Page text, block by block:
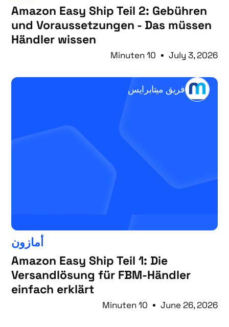
Amazon Easy Ship Teil 2: Gebühren
und Voraussetzungen - Das müssen
Händler wissen
July 3, 2026
10 Minuten
فريق ميتابرايس
أمازون
Amazon Easy Ship Teil 1: Die
Versandlösung für FBM-Händler
einfach erklärt
June 26, 2026
10 Minuten